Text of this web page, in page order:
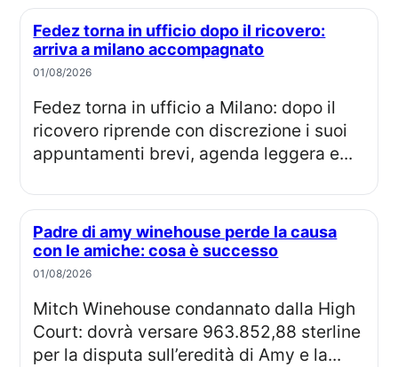
Fedez torna in ufficio dopo il ricovero:
arriva a milano accompagnato
01/08/2026
Fedez torna in ufficio a Milano: dopo il
ricovero riprende con discrezione i suoi
appuntamenti brevi, agenda leggera e...
Padre di amy winehouse perde la causa
con le amiche: cosa è successo
01/08/2026
Mitch Winehouse condannato dalla High
Court: dovrà versare 963.852,88 sterline
per la disputa sull’eredità di Amy e la...